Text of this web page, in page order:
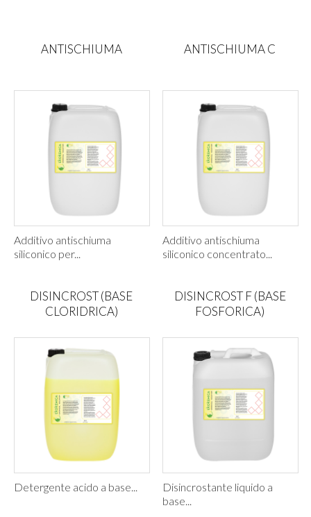
ANTISCHIUMA
Additivo antischiuma
siliconico per...
ANTISCHIUMA C
Additivo antischiuma
siliconico concentrato...
DISINCROST (BASE
CLORIDRICA)
Detergente acido a base...
DISINCROST F (BASE
FOSFORICA)
Disincrostante liquido a
base...